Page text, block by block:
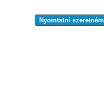
Nyomtatni szeretném